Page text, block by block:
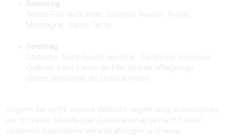
Samstag
Sainte-Foy-la-Grande, Coutras, Rauzan, Pujols,
Montagne, Sainte-Terre
Sonntag
Libourne, Saint-Seurin-sur-l'Isle, Gardonne, Eynesse,
Guîtres, Saint-Denis-de-Pile, Vayres, Villegouge
(2ème dimanche de chaque mois)
Zögern Sie nicht, unsere Website regelmäßig zu besuchen,
um sich über Märkte (die Zeiten können je nach Saison
variieren), besondere Veranstaltungen und neue